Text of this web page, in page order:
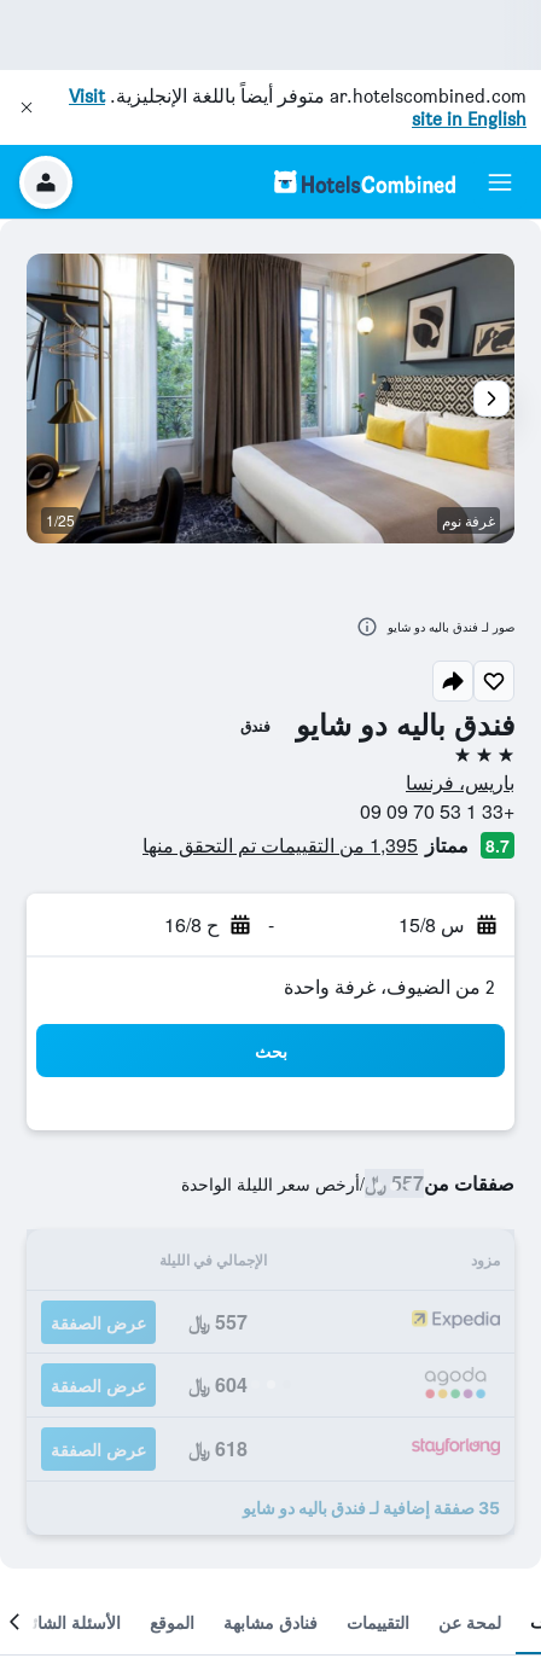
ar.hotelscombined.com متوفر أيضاً باللغة الإنجليزية.Visit
site in English
فندق باليه دو شايو فندق
3 نجوم
باريس، فرنسا
+33 1 53 70 09 09
8.7 ممتاز 1,395 من التقييمات تم التحقق منها
س 15/8 - ح 16/8
2 من الضيوف، غرفة واحدة
بحث
صفقات من557 ﷼ /أرخص سعر الليلة الواحدة
مزود الإجمالي في الليلة
557 ﷼ عرض الصفقة
604 ﷼ عرض الصفقة
618 ﷼ عرض الصفقة
35 صفقة إضافية لـ فندق باليه دو شايو
غرفة نوم 1/25
صور لـ فندق باليه دو شايو
لمحة عن التقييمات فنادق مشابهة الموقع الأسئلة الشائعة